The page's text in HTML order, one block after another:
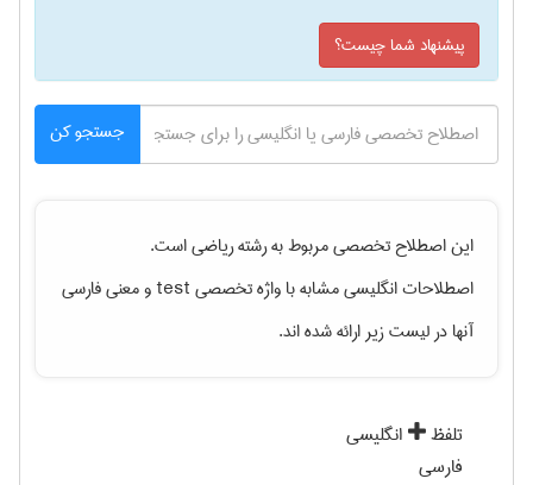
پیشنهاد شما چیست؟
جستجو کن
این اصطلاح تخصصی مربوط به رشتهرياضیاست.
اصطلاحات انگلیسی مشابه با واژه تخصصیtestو معنی فارسی
آنها در لیست زیر ارائه شده اند.
تلفظ
انگلیسی
فارسی